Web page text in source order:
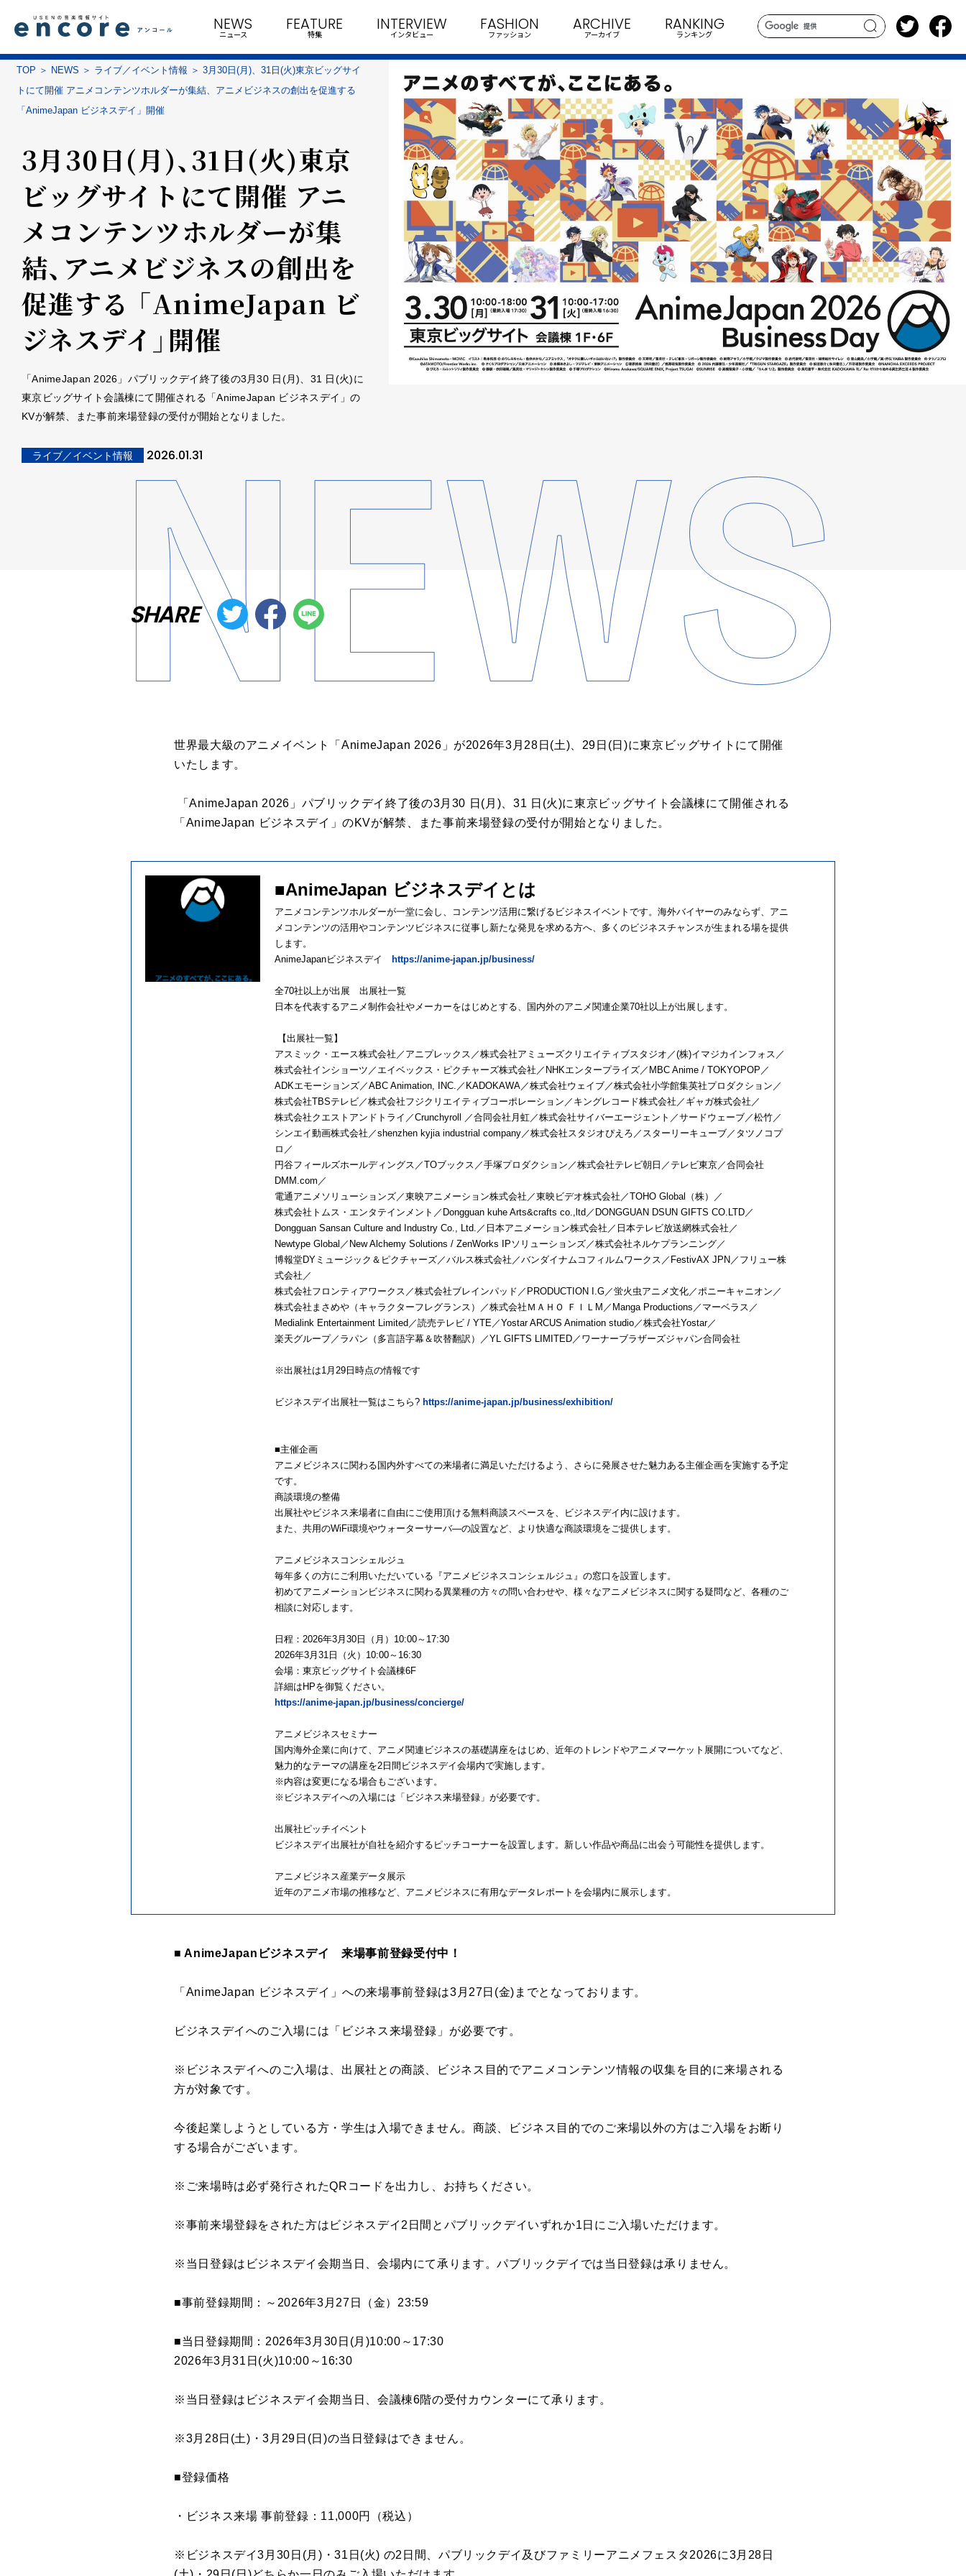
search
NEWS
ニュース
FEATURE
特集
INTERVIEW
インタビュー
FASHION
ファッション
ARCHIVE
アーカイブ
RANKING
ランキング
TOP NEWS ライブ／イベント情報
3月30日(月)、31日(火)東京ビッグサイ
トにて開催 アニメコンテンツホルダーが集結、アニメビジネスの創出を促進する
「AnimeJapan ビジネスデイ」開催
3月30日(月)、31日(火)東京
ビッグサイトにて開催 アニ
メコンテンツホルダーが集
結、アニメビジネスの創出を
促進する 「AnimeJapan ビ
ジネスデイ」開催
「AnimeJapan 2026」パブリックデイ終了後の3月30 日(月)、31 日(火)に
東京ビッグサイト会議棟にて開催される「AnimeJapan ビジネスデイ」の
KVが解禁、また事前来場登録の受付が開始となりました。
ライブ／イベント情報 2026.01.31
SHARE
世界最大級のアニメイベント「AnimeJapan 2026」が2026年3月28日(土)、29日(日)に東京ビッグサイトにて開催
いたします。
「AnimeJapan 2026」パブリックデイ終了後の3月30 日(月)、31 日(火)に東京ビッグサイト会議棟にて開催される
「AnimeJapan ビジネスデイ」のKVが解禁、また事前来場登録の受付が開始となりました。
■AnimeJapan ビジネスデイとは
アニメコンテンツホルダーが一堂に会し、コンテンツ活用に繋げるビジネスイベントです。海外バイヤーのみならず、アニ
メコンテンツの活用やコンテンツビジネスに従事し新たな発見を求める方へ、多くのビジネスチャンスが生まれる場を提供
します。
AnimeJapanビジネスデイ
https://anime-japan.jp/business/
全70社以上が出展 出展社一覧
日本を代表するアニメ制作会社やメーカーをはじめとする、国内外のアニメ関連企業70社以上が出展します。
【出展社一覧】
アスミック・エース株式会社／アニプレックス／株式会社アミューズクリエイティブスタジオ／(株)イマジカインフォス／
株式会社インショーツ／エイベックス・ピクチャーズ株式会社／NHKエンタープライズ／MBC Anime / TOKYOPOP／
ADKエモーションズ／ABC Animation, INC.／KADOKAWA／株式会社ウェイブ／株式会社小学館集英社プロダクション／
株式会社TBSテレビ／株式会社フジクリエイティブコーポレーション／キングレコード株式会社／ギャガ株式会社／
株式会社クエストアンドトライ／Crunchyroll ／合同会社月虹／株式会社サイバーエージェント／サードウェーブ／松竹／
シンエイ動画株式会社／shenzhen kyjia industrial company／株式会社スタジオぴえろ／スターリーキューブ／タツノコプ
ロ／
円谷フィールズホールディングス／TOブックス／手塚プロダクション／株式会社テレビ朝日／テレビ東京／合同会社
DMM.com／
電通アニメソリューションズ／東映アニメーション株式会社／東映ビデオ株式会社／TOHO Global（株）／
株式会社トムス・エンタテインメント／Dongguan kuhe Arts&crafts co.,ltd／DONGGUAN DSUN GIFTS CO.LTD／
Dongguan Sansan Culture and Industry Co., Ltd.／日本アニメーション株式会社／日本テレビ放送網株式会社／
Newtype Global／New Alchemy Solutions / ZenWorks IPソリューションズ／株式会社ネルケプランニング／
博報堂DYミュージック＆ピクチャーズ／バルス株式会社／バンダイナムコフィルムワークス／FestivAX JPN／フリュー株
式会社／
株式会社フロンティアワークス／株式会社ブレインパッド／PRODUCTION I.G／蛍火虫アニメ文化／ポニーキャニオン／
株式会社まさめや（キャラクターフレグランス）／株式会社ＭＡＨＯ ＦＩＬM／Manga Productions／マーベラス／
Medialink Entertainment Limited／読売テレビ / YTE／Yostar ARCUS Animation studio／株式会社Yostar／
楽天グループ／ラパン（多言語字幕＆吹替翻訳）／YL GIFTS LIMITED／ワーナーブラザーズジャパン合同会社
※出展社は1月29日時点の情報です
ビジネスデイ出展社一覧はこちら? https://anime-japan.jp/business/exhibition/
■主催企画
アニメビジネスに関わる国内外すべての来場者に満足いただけるよう、さらに発展させた魅力ある主催企画を実施する予定
です。
商談環境の整備
出展社やビジネス来場者に自由にご使用頂ける無料商談スペースを、ビジネスデイ内に設けます。
また、共用のWiFi環境やウォーターサーバ―の設置など、より快適な商談環境をご提供します。
アニメビジネスコンシェルジュ
毎年多くの方にご利用いただいている『アニメビジネスコンシェルジュ』の窓口を設置します。
初めてアニメーションビジネスに関わる異業種の方々の問い合わせや、様々なアニメビジネスに関する疑問など、各種のご
相談に対応します。
日程：2026年3月30日（月）10:00～17:30
2026年3月31日（火）10:00～16:30
会場：東京ビッグサイト会議棟6F
詳細はHPを御覧ください。
https://anime-japan.jp/business/concierge/
アニメビジネスセミナー
国内海外企業に向けて、アニメ関連ビジネスの基礎講座をはじめ、近年のトレンドやアニメマーケット展開についてなど、
魅力的なテーマの講座を2日間ビジネスデイ会場内で実施します。
※内容は変更になる場合もございます。
※ビジネスデイへの入場には「ビジネス来場登録」が必要です。
出展社ピッチイベント
ビジネスデイ出展社が自社を紹介するピッチコーナーを設置します。新しい作品や商品に出会う可能性を提供します。
アニメビジネス産業データ展示
近年のアニメ市場の推移など、アニメビジネスに有用なデータレポートを会場内に展示します。
■ AnimeJapanビジネスデイ 来場事前登録受付中！
「AnimeJapan ビジネスデイ」への来場事前登録は3月27日(金)までとなっております。
ビジネスデイへのご入場には「ビジネス来場登録」が必要です。
※ビジネスデイへのご入場は、出展社との商談、ビジネス目的でアニメコンテンツ情報の収集を目的に来場される
方が対象です。
今後起業しようとしている方・学生は入場できません。商談、ビジネス目的でのご来場以外の方はご入場をお断り
する場合がございます。
※ご来場時は必ず発行されたQRコードを出力し、お持ちください。
※事前来場登録をされた方はビジネスデイ2日間とパブリックデイいずれか1日にご入場いただけます。
※当日登録はビジネスデイ会期当日、会場内にて承ります。パブリックデイでは当日登録は承りません。
■事前登録期間：～2026年3月27日（金）23:59
■当日登録期間：2026年3月30日(月)10:00～17:30
2026年3月31日(火)10:00～16:30
※当日登録はビジネスデイ会期当日、会議棟6階の受付カウンターにて承ります。
※3月28日(土)・3月29日(日)の当日登録はできません。
■登録価格
・ビジネス来場 事前登録：11,000円（税込）
※ビジネスデイ3月30日(月)・31日(火) の2日間、パブリックデイ及びファミリーアニメフェスタ2026に3月28日